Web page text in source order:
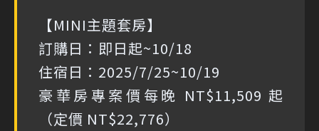
【MINI主題套房】
訂購日：即日起~10/18
住宿日：2025/7/25~10/19
豪華房專案價每晚 NT$11,509 起
（定價 NT$22,776）